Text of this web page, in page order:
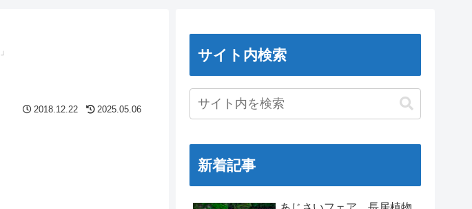
2018.12.22 2025.05.06
サイト内検索
新着記事